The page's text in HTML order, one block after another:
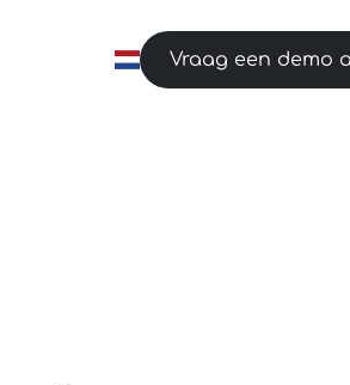
Vraag een demo